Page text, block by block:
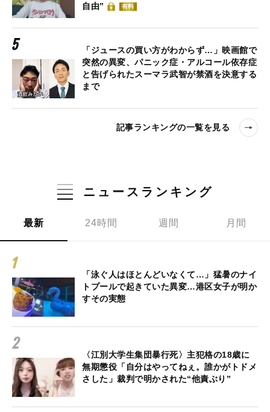
自由”
有料
「ジュースの買い方がわからず…」映画館で
突然の異変、パニック症・アルコール依存症
と告げられたスーマラ武智が禁酒を決意する
まで
記事ランキングの一覧を見る
ニュースランキング
最新 24時間 週間 月間
「泳ぐ人はほとんどいなくて…」猛暑のナイ
トプールで起きていた異変…港区女子が明か
すその実態
〈江別大学生集団暴行死〉主犯格の18歳に
無期懲役「自分はやってねぇ。誰かがトドメ
さした」裁判で明かされた“他責ぶり”